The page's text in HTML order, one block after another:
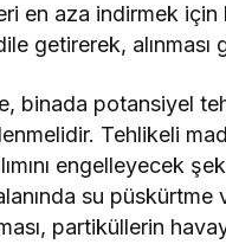
en aza indirmek
getirerek, alınması
binada potansiyel
Tehlikeli
engelleyecek
su
partiküllerin